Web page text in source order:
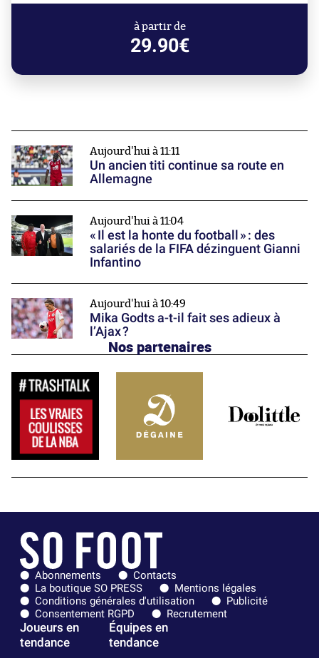
à partir de
29.90€
Aujourd'hui à 11:11
Un ancien titi continue sa route en
Allemagne
Aujourd'hui à 11:04
« Il est la honte du football » : des
salariés de la FIFA dézinguent Gianni
Infantino
Aujourd'hui à 10:49
Mika Godts a-t-il fait ses adieux à
l’Ajax ?
Nos partenaires
Abonnements
Contacts
La boutique SO PRESS
Mentions légales
Conditions générales d'utilisation
Publicité
Consentement RGPD
Recrutement
Joueurs en
tendance
Équipes en
tendance